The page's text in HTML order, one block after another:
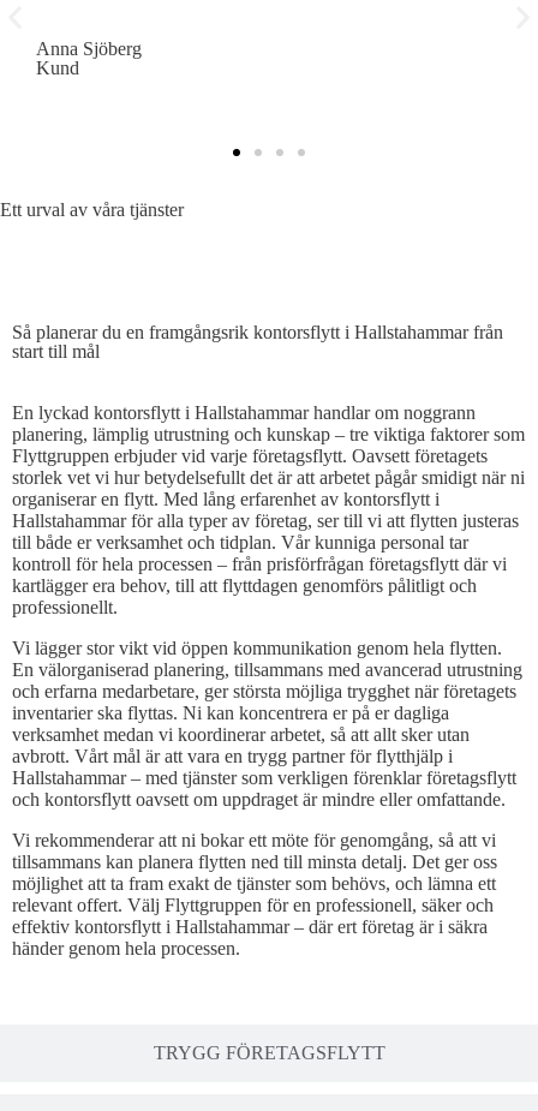
Anna Sjöberg
Kund
Ett urval av våra tjänster
TRYGG FÖRETAGSFLYTT
Så planerar du en framgångsrik kontorsflytt i Hallstahammar från
start till mål
En lyckad kontorsflytt i Hallstahammar handlar om noggrann
planering, lämplig utrustning och kunskap – tre viktiga faktorer som
Flyttgruppen erbjuder vid varje företagsflytt. Oavsett företagets
storlek vet vi hur betydelsefullt det är att arbetet pågår smidigt när ni
organiserar en flytt. Med lång erfarenhet av kontorsflytt i
Hallstahammar för alla typer av företag, ser till vi att flytten justeras
till både er verksamhet och tidplan. Vår kunniga personal tar
kontroll för hela processen – från prisförfrågan företagsflytt där vi
kartlägger era behov, till att flyttdagen genomförs pålitligt och
professionellt.
Vi lägger stor vikt vid öppen kommunikation genom hela flytten.
En välorganiserad planering, tillsammans med avancerad utrustning
och erfarna medarbetare, ger största möjliga trygghet när företagets
inventarier ska flyttas. Ni kan koncentrera er på er dagliga
verksamhet medan vi koordinerar arbetet, så att allt sker utan
avbrott. Vårt mål är att vara en trygg partner för flytthjälp i
Hallstahammar – med tjänster som verkligen förenklar företagsflytt
och kontorsflytt oavsett om uppdraget är mindre eller omfattande.
Vi rekommenderar att ni bokar ett möte för genomgång, så att vi
tillsammans kan planera flytten ned till minsta detalj. Det ger oss
möjlighet att ta fram exakt de tjänster som behövs, och lämna ett
relevant offert. Välj Flyttgruppen för en professionell, säker och
effektiv kontorsflytt i Hallstahammar – där ert företag är i säkra
händer genom hela processen.